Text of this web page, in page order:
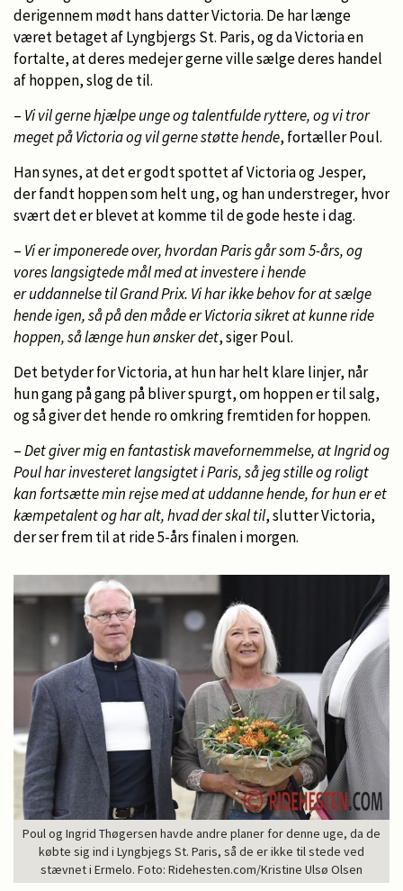
derigennem mødt hans datter Victoria. De har længe
været betaget af Lyngbjergs St. Paris, og da Victoria en
fortalte, at deres medejer gerne ville sælge deres handel
af hoppen, slog de til.
– Vi vil gerne hjælpe unge og talentfulde ryttere, og vi tror
meget på Victoria og vil gerne støtte hende, fortæller Poul.
Han synes, at det er godt spottet af Victoria og Jesper,
der fandt hoppen som helt ung, og han understreger, hvor
svært det er blevet at komme til de gode heste i dag.
– Vi er imponerede over, hvordan Paris går som 5-års, og
vores langsigtede mål med at investere i hende
eruddannelse til Grand Prix. Vi har ikke behov for at sælge
hende igen, så på den måde er Victoria sikret at kunne ride
hoppen, så længe hun ønsker det, siger Poul.
Det betyder for Victoria, at hun har helt klare linjer, når
hun gang på gang på bliver spurgt, om hoppen er til salg,
og så giver det hende ro omkring fremtiden for hoppen.
–Det giver mig en fantastisk mavefornemmelse, at Ingrid og
Poul har investeret langsigtet i Paris, så jeg stille og roligt
kan fortsætte min rejse med at uddanne hende, for hun er et
kæmpetalent og har alt, hvad der skal til, slutter Victoria,
der ser frem til at ride 5-års finalen i morgen.
Poul og Ingrid Thøgersen havde andre planer for denne uge, da de
købte sig ind i Lyngbjegs St. Paris, så de er ikke til stede ved
stævnet i Ermelo. Foto: Ridehesten.com/Kristine Ulsø Olsen